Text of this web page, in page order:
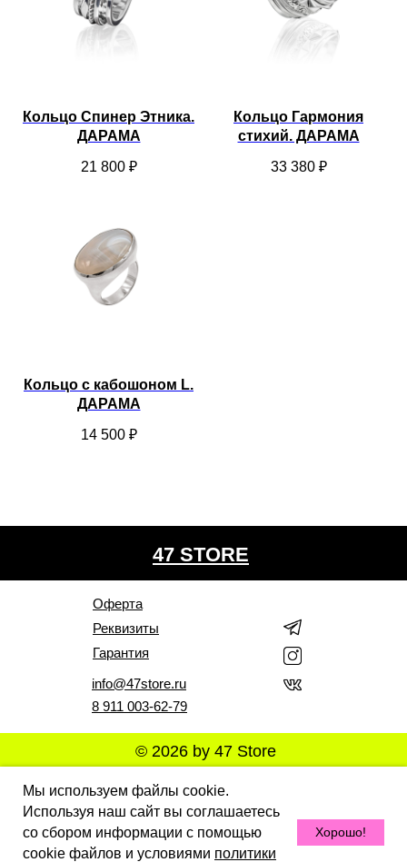
Мы используем файлы cookie.
Используя наш сайт вы соглашаетесь
со сбором информации с помощью
cookie файлов и условиями политики
Хорошо!
Кольцо Спинер Этника.
ДАРАМА
21 800 ₽
Кольцо Гармония
стихий. ДАРАМА
33 380 ₽
Кольцо с кабошоном L.
ДАРАМА
14 500 ₽
info@47store.ru
© 2026 by 47 Store
Оферта
Реквизиты
Гарантия
47 STORE
Все права защищены. Полное или частичное
копирование материалов Сайта в коммерческих целях
разрешено только с письменного разрешения
владельца Сайта. В случае обнаружения нарушений,
виновные лица могут быть привлечены к
ответственности в соответствии с действующим
8 911 003-62-79